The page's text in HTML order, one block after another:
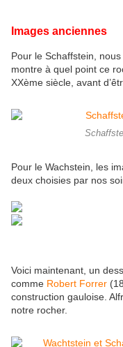
Images anciennes
Pour le Schaffstein,
montre à quel point ce
XXème siècle, avant
Pour le Wachstein, les
deux choisies par nos
Voici maintenant, un
comme Robert Forrer
construction gauloise.
notre rocher.